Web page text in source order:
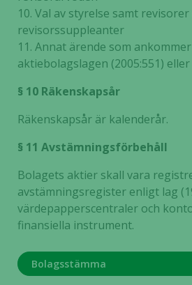
10. Val av styrelse samt revisorer
revisorssuppleanter
11. Annat ärende som
aktiebolagslagen (2005:551)
§ 10 Räkenskapsår
Räkenskapsår är kalenderår.
§ 11 Avstämningsförbehåll
Bolagets aktier skall vara
avstämningsregister enligt lag
värdepapperscentraler och
finansiella instrument.
Bolagsstämma